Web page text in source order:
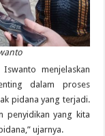
menjelaskan
dalam proses
pidana yang terjadi.
penyidikan yang kita
ujarnya.